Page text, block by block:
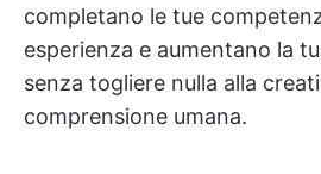
completano le tue
esperienza e aumentano la
senza togliere nulla alla
comprensione umana.